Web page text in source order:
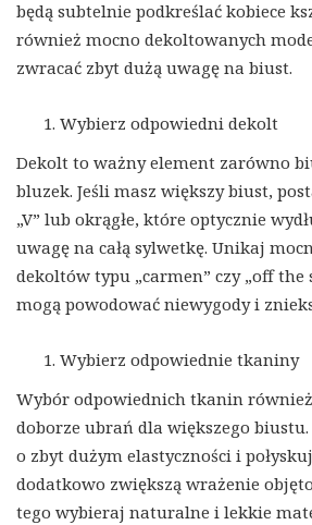
będą subtelnie podkreślać kobiece
również mocno dekoltowanych
zwracać zbyt dużą uwagę na biust.
Wybierz odpowiedni dekolt
Dekolt to ważny element zarówno
bluzek. Jeśli masz większy biust,
„V” lub okrągłe, które optycznie
uwagę na całą sylwetkę. Unikaj
dekoltów typu „carmen” czy „off the
mogą powodować niewygody i
Wybierz odpowiednie tkaniny
Wybór odpowiednich tkanin
doborze ubrań dla większego
o zbyt dużym elastyczności i
dodatkowo zwiększą wrażenie
tego wybieraj naturalne i lekkie